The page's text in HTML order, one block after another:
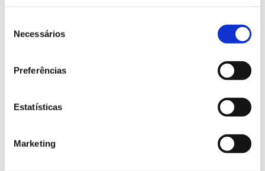
Necessários
Preferências
Estatísticas
Marketing
02.07.2026
Registar galhas de Trichi em acácia-das-espigas:
cidadãos chamados a ajudar
25.06.2026